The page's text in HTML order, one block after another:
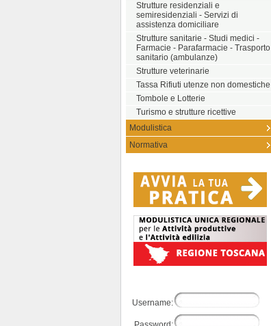
Strutture residenziali e
semiresidenziali - Servizi di
assistenza domiciliare
Strutture sanitarie - Studi medici -
Farmacie - Parafarmacie - Trasporto
sanitario (ambulanze)
Strutture veterinarie
Tassa Rifiuti utenze non domestiche
Tombole e Lotterie
Turismo e strutture ricettive
Modulistica
Normativa
Username: